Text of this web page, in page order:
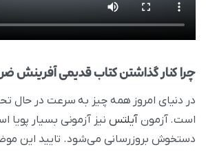
چرا کنار گذاشتن کتاب قدیمی آفرینش
در دنیای امروز همه چیز به سرعت در حال
است. آزمون آیلتس نیز آزمونی بسیار
دستخوش بروزرسانی می‌شود. تایید این